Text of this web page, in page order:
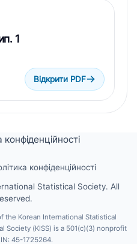
1
Відкрити PDF
конфіденційності
конфіденційності
Statistical Society. All
the Korean International Statistical
Society (KISS) is a 501(c)(3) nonprofit
45-1725264.